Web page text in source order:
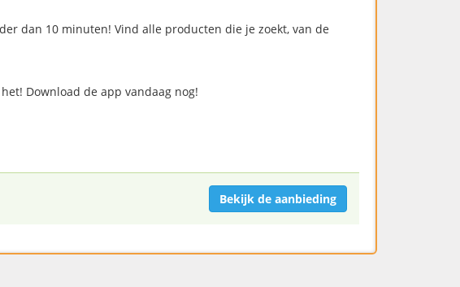
dan 10 minuten! Vind alle producten die je zoekt, van de
Download de app vandaag nog!
Bekijk de aanbieding